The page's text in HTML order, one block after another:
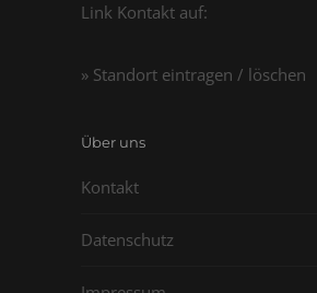
Link Kontakt auf:
» Standort eintragen / löschen
Über uns
Kontakt
Datenschutz